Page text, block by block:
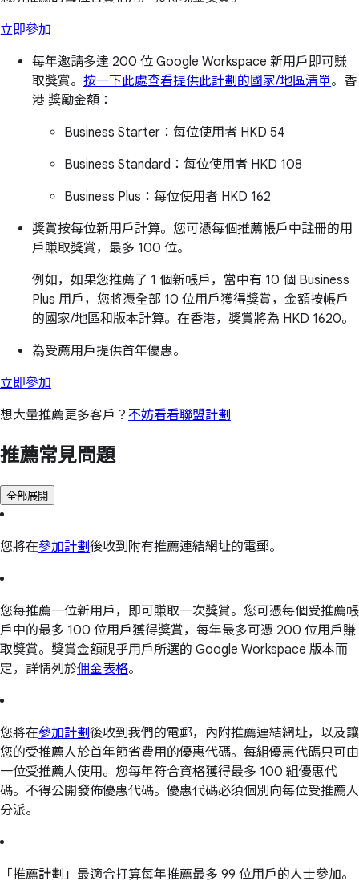
立即參加
每年邀請多達 200 位 Google Workspace 新用戶即可賺
取獎賞。 按一下此處查看提供此計劃的國家/地區清單。 香
港 獎勵金額：
Business Starter： 每位使用者 HKD 54
Business Standard： 每位使用者 HKD 108
Business Plus： 每位使用者 HKD 162
獎賞按每位新用戶計算。您可憑每個推薦帳戶中註冊的用
戶賺取獎賞，最多 100 位。
例如，如果您推薦了 1 個新帳戶，當中有 10 個 Business
Plus 用戶，您將憑全部 10 位用戶獲得獎賞，金額按帳戶
的國家/地區和版本計算。在香港，獎賞將為 HKD 1620。
為受薦用戶提供首年優惠。
立即參加
想大量推薦更多客戶？ 不妨看看聯盟計劃
推薦常見問題
全部展開
您將在參加計劃後收到附有推薦連結網址的電郵。
您每推薦一位新用戶，即可賺取一次獎賞。您可憑每個受推薦帳
戶中的最多 100 位用戶獲得獎賞，每年最多可憑 200 位用戶賺
取獎賞。獎賞金額視乎用戶所選的 Google Workspace 版本而
定，詳情列於佣金表格。
您將在參加計劃後收到我們的電郵，內附推薦連結網址，以及讓
您的受推薦人於首年節省費用的優惠代碼。每組優惠代碼只可由
一位受推薦人使用。您每年符合資格獲得最多 100 組優惠代
碼。不得公開發佈優惠代碼。優惠代碼必須個別向每位受推薦人
分派。
「推薦計劃」最適合打算每年推薦最多 99 位用戶的人士參加。